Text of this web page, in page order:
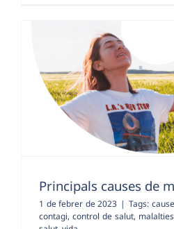
Principals causes de
1 de febrer de 2023 | Tags:
contagi, control de salut, malalties